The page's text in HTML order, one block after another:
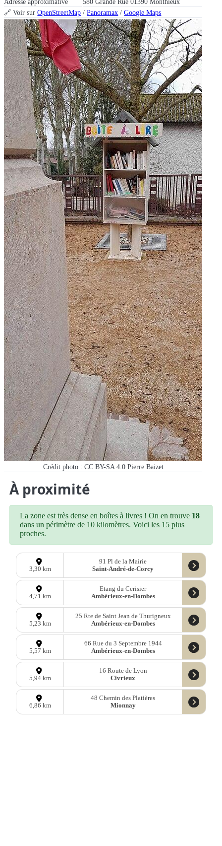
🔗 Voir surOpenStreetMap /Panoramax /Google Maps
Crédit photo : CC BY-SA 4.0 Pierre Baizet
À proximité
La zone est très dense en boîtes à livres ! On en trouve 18
dans un périmètre de 10 kilomètres. Voici les 15 plus
proches.
3,30 km
91 Pl de la Mairie
Saint-André-de-Corcy
4,71 km
Etang du Cerisier
Ambérieux-en-Dombes
5,23 km
25 Rte de Saint Jean de Thurigneux
Ambérieux-en-Dombes
5,57 km
66 Rue du 3 Septembre 1944
Ambérieux-en-Dombes
5,94 km
16 Route de Lyon
Civrieux
6,86 km
48 Chemin des Platières
Mionnay